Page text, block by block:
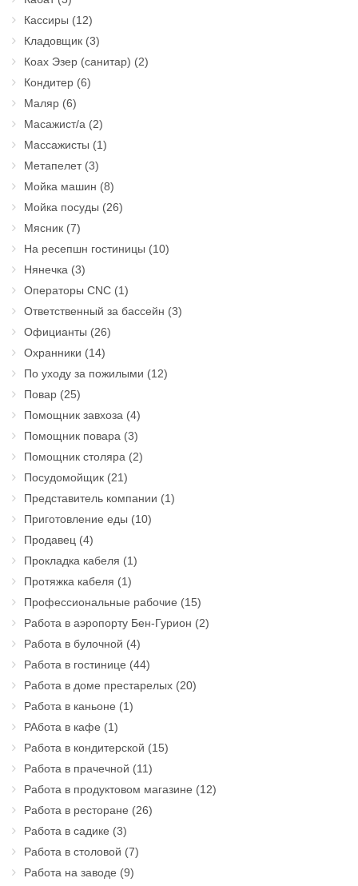
Кассиры (12)
Кладовщик (3)
Коах Эзер (санитар) (2)
Кондитер (6)
Маляр (6)
Масажист/а (2)
Массажисты (1)
Метапелет(3)
Мойка машин (8)
Мойка посуды (26)
Мясник (7)
На ресепшн гостиницы (10)
Нянечка (3)
Операторы CNC (1)
Ответственный за бассейн (3)
Официанты (26)
Охранники (14)
По уходу за пожилыми (12)
Повар (25)
Помощник завхоза (4)
Помощник повара (3)
Помощник столяра (2)
Посудомойщик (21)
Представитель компании (1)
Приготовление еды (10)
Продавец (4)
Прокладка кабеля (1)
Протяжка кабеля (1)
Профессиональные рабочие (15)
Работа в аэропорту Бен-Гурион (2)
Работа в булочной (4)
Работа в гостинице (44)
Работа в доме престарелых (20)
Работа в каньоне (1)
РАбота в кафе (1)
Работа в кондитерской (15)
Работа в прачечной (11)
Работа в продуктовом магазине (12)
Работа в ресторане (26)
Работа в садике (3)
Работа в столовой (7)
Работа на заводе (9)